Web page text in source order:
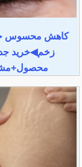
کاهش محسوس
زخم◀خرید